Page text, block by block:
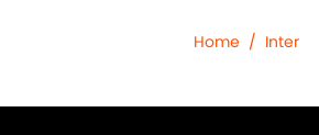
Home / Inter